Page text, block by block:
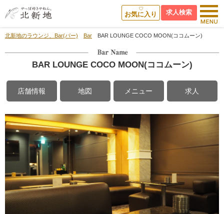
求人検索
お気に入り
北新地のラウンジ、Bar(バー) Bar BAR LOUNGE COCO MOON(ココムーン)
BAR LOUNGE COCO MOON(ココムーン)
店舗情報 地図 メニュー 求人